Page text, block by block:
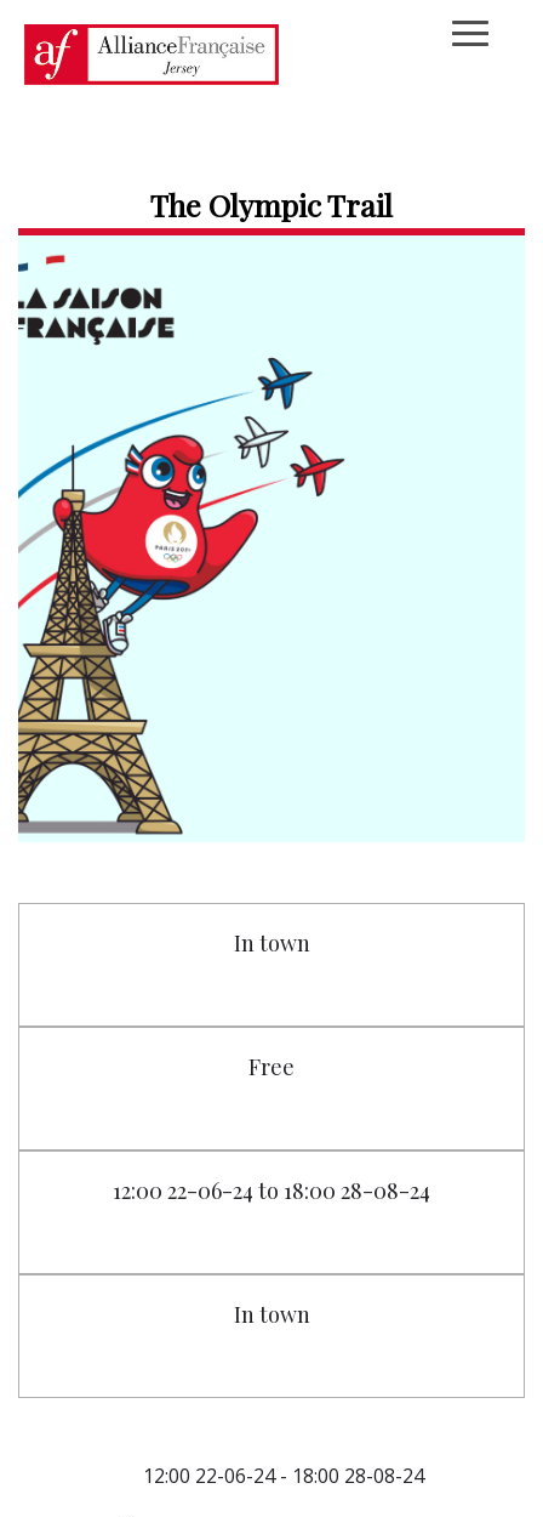
The Olympic Trail
In town
Free
12:00 22-06-24 to 18:00 28-08-24
In town
12:00 22-06-24 - 18:00 28-08-24